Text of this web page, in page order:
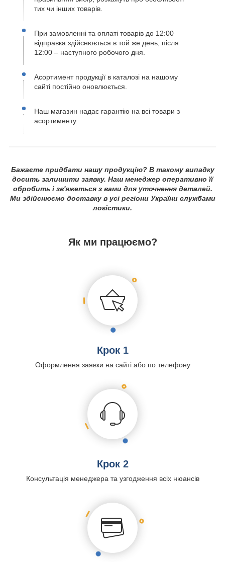
тих чи інших товарів.
При замовленні та оплаті товарів до 12:00
відправка здійснюється в той же день, після
12:00 – наступного робочого дня.
Асортимент продукції в каталозі на нашому
сайті постійно оновлюється.
Наш магазин надає гарантію на всі товари з
асортименту.
Бажаєте придбати нашу продукцію? В такому випадку
досить залишити заявку. Наш менеджер оперативно її
обробить і зв'яжеться з вами для уточнення деталей.
Ми здійснюємо доставку в усі регіони України службами
логістики.
Як ми працюємо?
Крок 1
Оформлення заявки на сайті або по телефону
Крок 2
Консультація менеджера та узгодження всіх нюансів